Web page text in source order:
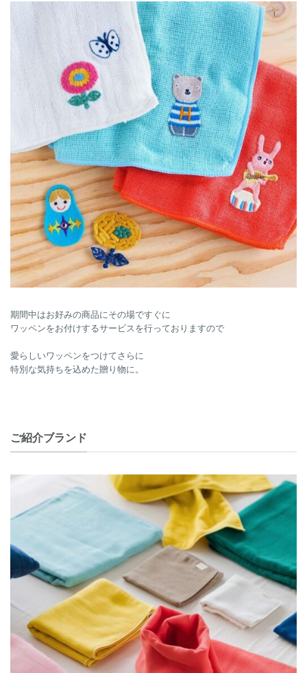
期間中はお好みの商品にその場ですぐに
ワッペンをお付けするサービスを行っておりますので
愛らしいワッペンをつけてさらに
特別な気持ちを込めた贈り物に。
ご紹介ブランド